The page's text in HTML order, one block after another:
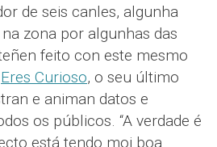
de seis canles, algunha
zona por algunhas das
feito con este mesmo
Eres Curioso, o seu último
e animan datos e
os públicos. “A verdade é
está tendo moi boa